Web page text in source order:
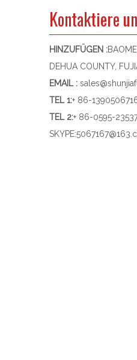
Kontaktiere
HINZUFÜGEN :
DEHUA COUNTY,
EMAIL :
TEL 1:+ 86-
TEL 2:+ 86-0595-
SKYPE: